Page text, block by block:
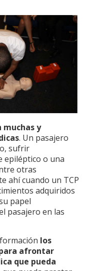
muchas y
. Un pasajero
sufrir
epiléptico o una
otras
ahí cuando un TCP
adquiridos
papel
pasajero en las
los
afrontar
que pueda